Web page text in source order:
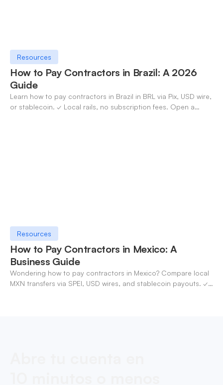
Resources
How to Pay Contractors in Brazil: A 2026
Guide
Learn how to pay contractors in Brazil in BRL via Pix, USD wire,
or stablecoin. ✓ Local rails, no subscription fees. Open a
Resources
How to Pay Contractors in Mexico: A
Business Guide
Wondering how to pay contractors in Mexico? Compare local
MXN transfers via SPEI, USD wires, and stablecoin payouts. ✓